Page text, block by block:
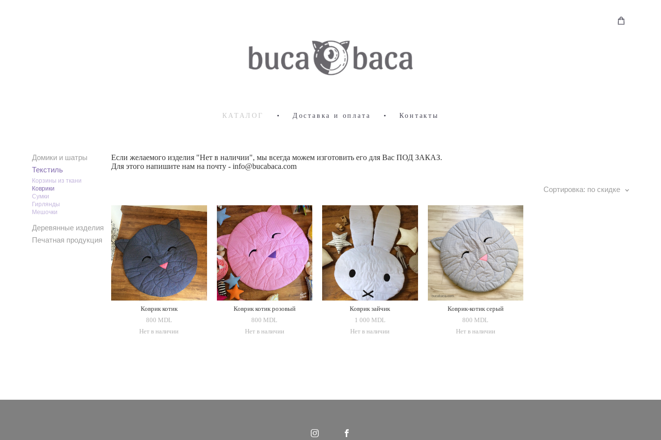
КАТАЛОГ • Доставка и оплата • Контакты
Домики и шатры
Текстиль
Корзины из ткани
Коврики
Сумки
Гирлянды
Мешочки
Деревянные изделия
Печатная продукция
Если желаемого изделия "Нет в наличии", мы всегда можем изготовить его для Вас ПОД ЗАКАЗ.
Для этого напишите нам на почту - info@bucabaca.com
Сортировка: по скидке
Коврик котик
800 MDL
Нет в наличии
Коврик котик розовый
800 MDL
Нет в наличии
Коврик зайчик
1 000 MDL
Нет в наличии
Коврик-котик серый
800 MDL
Нет в наличии